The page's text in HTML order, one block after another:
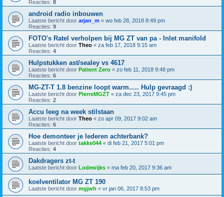
Reacties: 8
android radio inbouwen
Laatste bericht door arjan_m « wo feb 28, 2018 8:49 pm
Reacties: 9
FOTO's Ratel verholpen bij MG ZT van pa - Inlet manifold
Laatste bericht door Theo « za feb 17, 2018 9:15 am
Reacties: 4
Hulpstukken ast/sealey vs 4617
Laatste bericht door Patient Zero « zo feb 11, 2018 9:48 pm
Reacties: 6
MG-ZT-T 1.8 benzine loopt warm..... Hulp gevraagd :)
Laatste bericht door PierreMGZT « za dec 23, 2017 9:45 pm
Reacties: 2
Accu leeg na week stilstaan
Laatste bericht door Theo « zo apr 09, 2017 9:02 am
Reacties: 6
Hoe demonteer je lederen achterbank?
Laatste bericht door takke044 « di feb 21, 2017 5:01 pm
Reacties: 4
Dakdragers zt-t
Laatste bericht door Lodewijks « ma feb 20, 2017 9:36 am
koelventilator MG ZT 190
Laatste bericht door mgjwh « vr jan 06, 2017 8:53 pm